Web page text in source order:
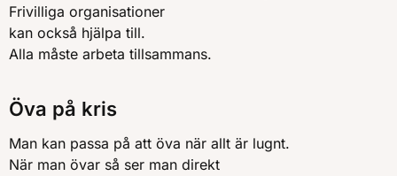
Frivilliga organisationer
kan också hjälpa till.
Alla måste arbeta tillsammans.
Öva på kris
Man kan passa på att öva när allt är lugnt.
När man övar så ser man direkt